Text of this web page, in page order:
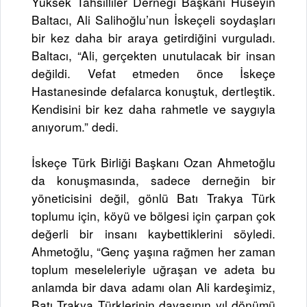
Baltacı, Ali Salihoğlu’nun İskeçeli soydaşları
bir kez daha bir araya getirdiğini vurguladı.
Baltacı, “Ali, gerçekten unutulacak bir insan
değildi. Vefat etmeden önce İskeçe
Hastanesinde defalarca konuştuk, dertleştik.
Kendisini bir kez daha rahmetle ve saygıyla
anıyorum.” dedi.
İskeçe Türk Birliği Başkanı Ozan Ahmetoğlu
da konuşmasında, sadece derneğin bir
yöneticisini değil, gönlü Batı Trakya Türk
toplumu için, köyü ve bölgesi için çarpan çok
değerli bir insanı kaybettiklerini söyledi.
Ahmetoğlu, “Genç yaşına rağmen her zaman
toplum meseleleriyle uğraşan ve adeta bu
anlamda bir dava adamı olan Ali kardeşimiz,